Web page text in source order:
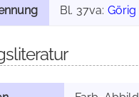
Bl. 37va: Görig